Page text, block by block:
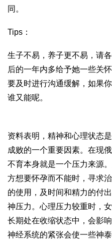
同。
Tips：
生子不易，养子更不易，请
后的一年内多给予她一些关
要及时进行沟通缓解，如果
谁又能呢。
资料表明，精神和心理状态
成败的一个重要因素。在现
不育本身就是一个压力来源。
方想要怀孕而不能时，寻求
的使用，及时间和精力的付
神压力。心理压力较重时，
长期处在收缩状态中，会影
神经系统的紧张会使一些神